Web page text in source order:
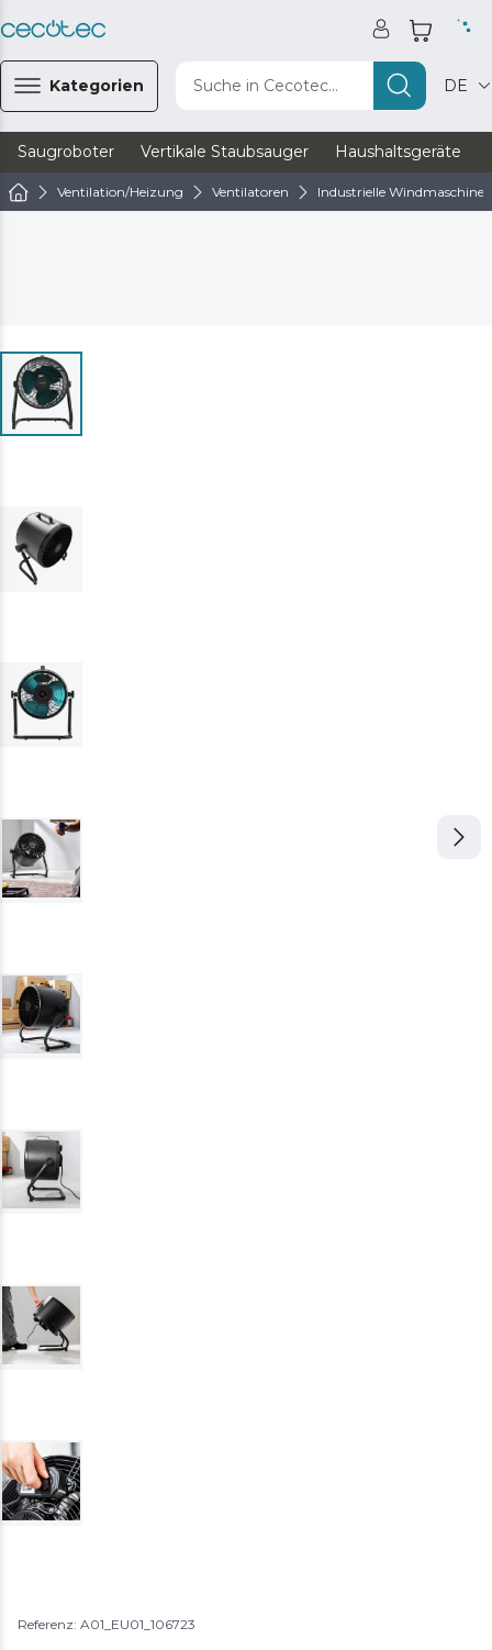
Kategorien Suche in Cecotec... DE
Saugroboter Vertikale Staubsauger Haushaltsgeräte
Ventilation/Heizung Ventilatoren Industrielle Windmaschine
Referenz: A01_EU01_106723